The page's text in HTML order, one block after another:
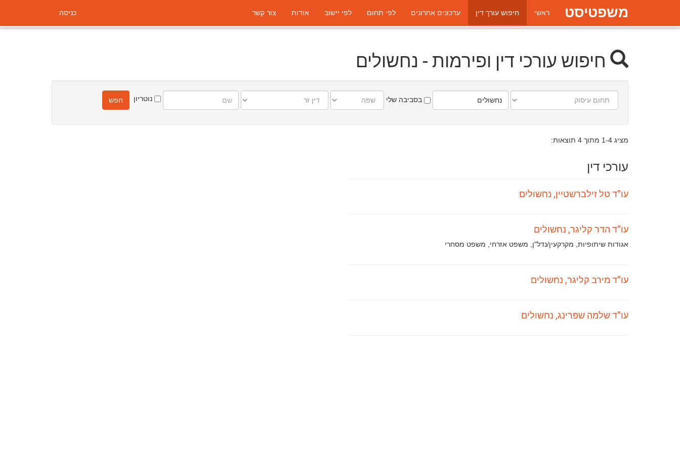
משפטיסט ראשי חיפוש עורך דין עדכונים אחרונים לפי תחום לפי יישוב אודות צור קשר כניסה
חיפוש עורכי דין ופירמות - נחשולים
עיסוק
בסביבה שלי נוטריון חפש
מציג 1-4 מתוך 4 תוצאות:
עורכי דין
עו"ד טל זילברשטיין, נחשולים
עו"ד הדר קליגר, נחשולים
תחומי
אגודות שיתופיות, מקרקעין/נדל"ן, משפט אזרחי, משפט מסחרי
עו"ד מירב קליגר, נחשולים
עו"ד שלמה שפרינג, נחשולים